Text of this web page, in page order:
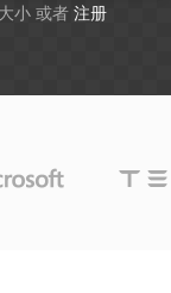
小 或者 注册